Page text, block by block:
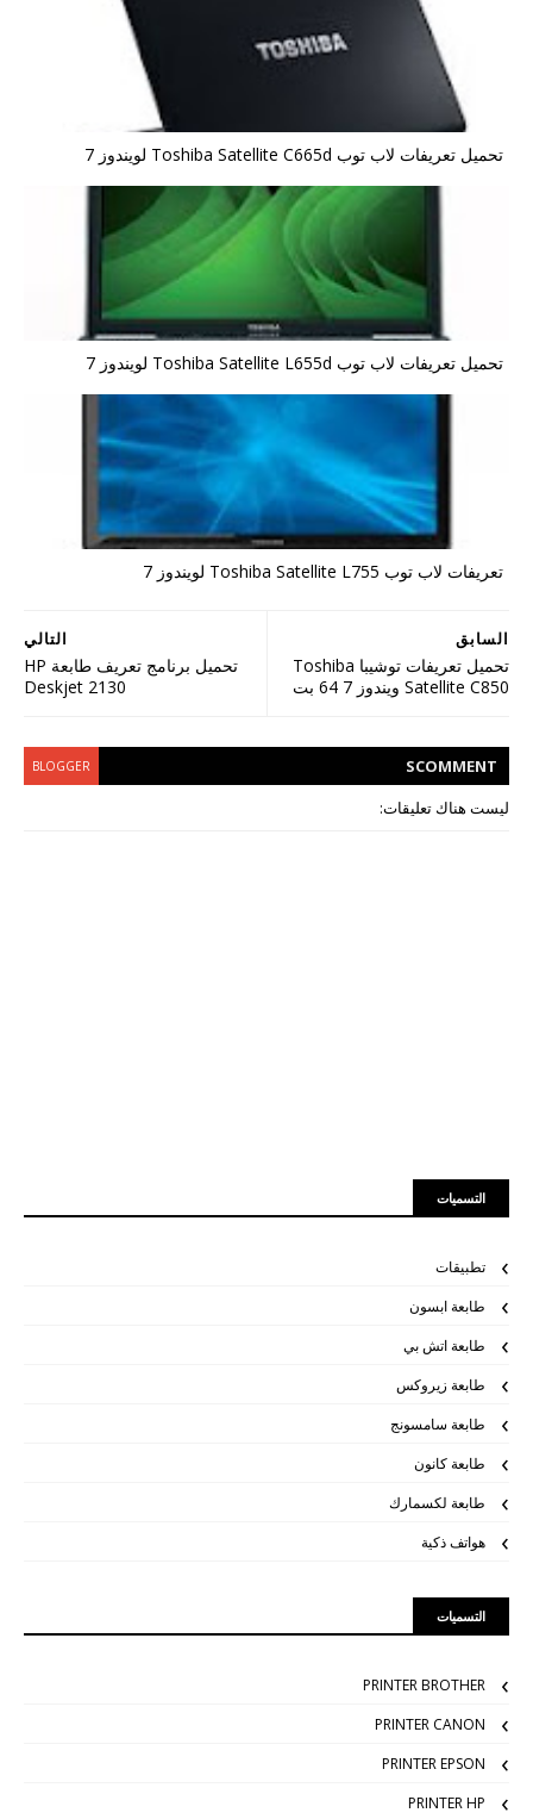
تحميل تعريفات لاب توب Toshiba Satellite C665d لويندوز 7
تحميل تعريفات لاب توب Toshiba Satellite L655d لويندوز 7
تعريفات لاب توب Toshiba Satellite L755 لويندوز 7
التالي
تحميل برنامج تعريف طابعة HP
Deskjet 2130
السابق
تحميل تعريفات توشيبا Toshiba
Satellite C850 ويندوز 7 64 بت
COMMENT
S
BLOGGER
ليست هناك تعليقات:
التسميات
تطبيقات
طابعة ابسون
طابعة اتش بي
طابعة زيروكس
طابعة سامسونج
طابعة كانون
طابعة لكسمارك
هواتف ذكية
التسميات
PRINTER BROTHER
PRINTER CANON
PRINTER EPSON
PRINTER HP